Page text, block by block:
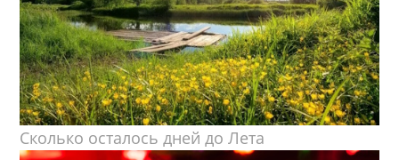
Сколько осталось дней до Лета